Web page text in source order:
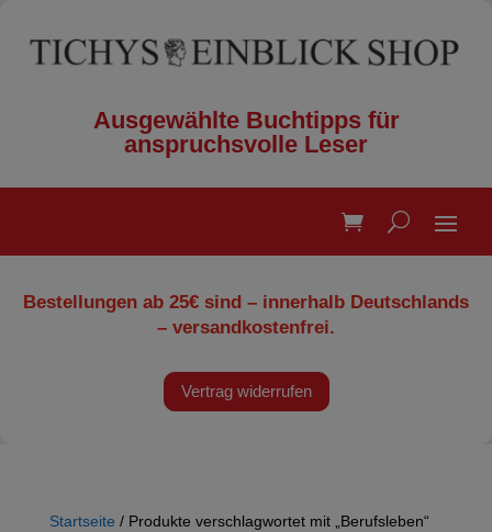
Ausgewählte Buchtipps für
anspruchsvolle Leser
Bestellungen ab 25€ sind – innerhalb Deutschlands
– versandkostenfrei.
Vertrag widerrufen
Startseite / Produkte verschlagwortet mit „Berufsleben“